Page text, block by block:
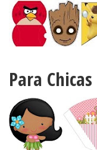
Para Chicas